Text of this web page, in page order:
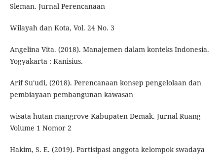
Sleman. Jurnal Perencanaan
Wilayah dan Kota, Vol. 24 No. 3
Angelina Vita. (2018). Manajemen dalam konteks Indonesia.
Yogyakarta : Kanisius.
Arif Su'udi, (2018). Perencanaan konsep pengelolaan dan
pembiayaan pembangunan kawasan
wisata hutan mangrove Kabupaten Demak. Jurnal Ruang
Volume 1 Nomor 2
Hakim, S. E. (2019). Partisipasi anggota kelompok swadaya